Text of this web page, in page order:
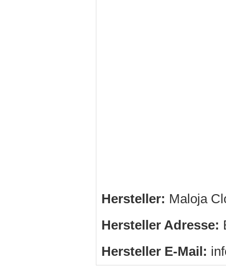
Hersteller: Maloja
Hersteller Adresse:
Hersteller E-Mail: